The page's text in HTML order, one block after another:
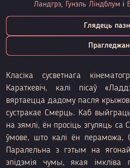
Ландгрэ, Гунэль Ліндблум і
Глядець
Класіка сусветнага
Караткевіч, калі пісаў
вяртаецца дадому пасля
сустракае Смерць. Каб
на зямлі, ён просіць згуляць
ўмове, што калі ён пераможа,
Паралельна з гэтым на
эпідэмія чумы, якая